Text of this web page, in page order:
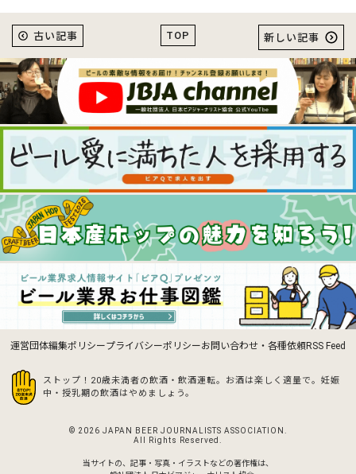
TOP
古い記事 新しい記事
運営団体編集ポリシープライバシーポリシーお問い合わせ・各種依頼RSS Feed
ストップ！20歳未満者の飲酒・飲酒運転。お酒は楽しく適量で。 妊娠
中・授乳期の飲酒はやめましょう。
© 2026 JAPAN BEER JOURNALISTS ASSOCIATION.
All Rights Reserved.
当サイトの、記事・写真・イラストなどの著作権は、